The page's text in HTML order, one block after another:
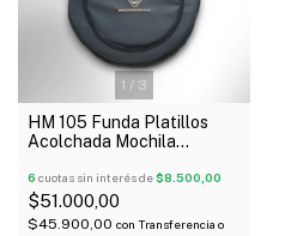
1 / 3
HM 105 Funda Platillos
Acolchada Mochila
6 cuotas sin interés de$8.500,00
$51.000,00
$45.900,00 con Transferencia o